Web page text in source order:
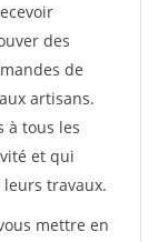
des
de
artisans.
à tous les
et qui
travaux.
mettre en